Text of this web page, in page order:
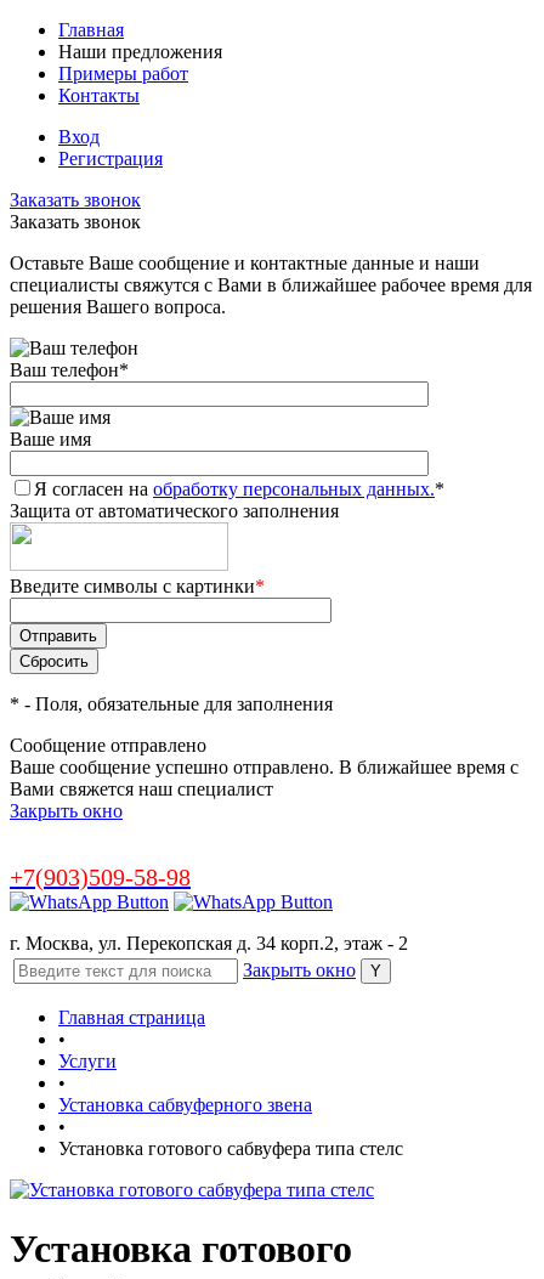
Главная
Наши предложения
Примеры работ
Контакты
Вход
Регистрация
Заказать звонок
Заказать звонок
Оставьте Ваше сообщение и контактные данные и наши
специалисты свяжутся с Вами в ближайшее рабочее время для
решения Вашего вопроса.
Ваш телефон*
Ваше имя
Я согласен на обработку персональных данных.*
Защита от автоматического заполнения
Введите символы с картинки*
* - Поля, обязательные для заполнения
Сообщение отправлено
Ваше сообщение успешно отправлено. В ближайшее время с
Вами свяжется наш специалист
Закрыть окно
+7(903)509-58-98
г. Москва, ул. Перекопская д. 34 корп.2, этаж - 2
Закрыть окно
Главная страница
•
Услуги
•
Установка сабвуферного звена
•
Установка готового сабвуфера типа стелс
Установка готового